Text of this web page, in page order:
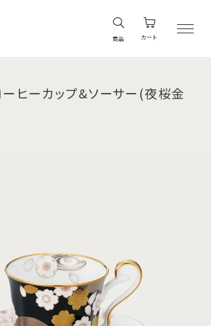
商品 カート
ヒーカップ&ソーサー(夜桜金